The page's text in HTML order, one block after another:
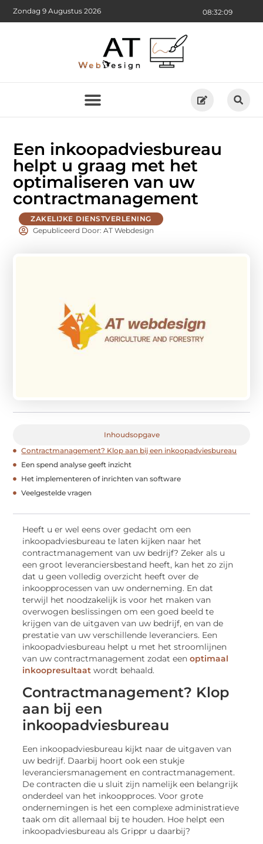
08:32:11
Zondag 9 Augustus 2026
Een inkoopadviesbureau
helpt u graag met het
optimaliseren van uw
contractmanagement
ZAKELIJKE DIENSTVERLENING
Gepubliceerd Door: AT Webdesign
Inhoudsopgave
Contractmanagement? Klop aan bij een inkoopadviesbureau
Een spend analyse geeft inzicht
Het implementeren of inrichten van software
Veelgestelde vragen
Heeft u er wel eens over gedacht om een
inkoopadviesbureau te laten kijken naar het
contractmanagement van uw bedrijf? Zeker als u
een groot leveranciersbestand heeft, kan het zo zijn
dat u geen volledig overzicht heeft over de
inkoopprocessen van uw onderneming. En dat
terwijl het noodzakelijk is voor het maken van
overwogen beslissingen om een goed beeld te
krijgen van de uitgaven van uw bedrijf, en van de
prestatie van uw verschillende leveranciers. Een
inkoopadviesbureau helpt u met het stroomlijnen
van uw contractmanagement zodat eenoptimaal
inkoopresultaat wordt behaald.
Contractmanagement? Klop
aan bij een
inkoopadviesbureau
Een inkoopadviesbureau kijkt naar de uitgaven van
uw bedrijf. Daarbij hoort ook een stukje
leveranciersmanagement en contractmanagement.
De contracten die u sluit zijn namelijk een belangrijk
onderdeel van het inkoopproces. Voor grote
ondernemingen is het een complexe administratieve
taak om dit allemaal bij te houden. Hoe helpt een
inkoopadviesbureau als Grippr u daarbij?